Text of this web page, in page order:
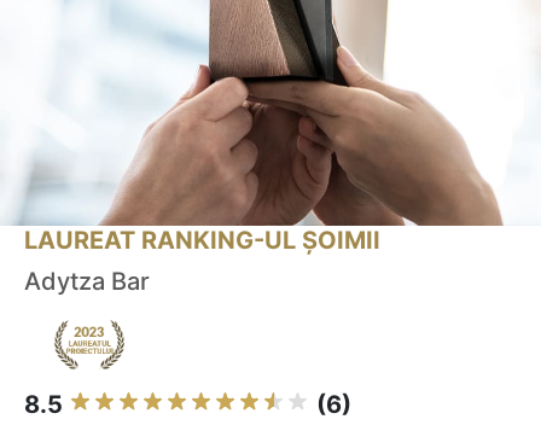
LAUREAT RANKING-UL ȘOIMII
Adytza Bar
8.5 (6)